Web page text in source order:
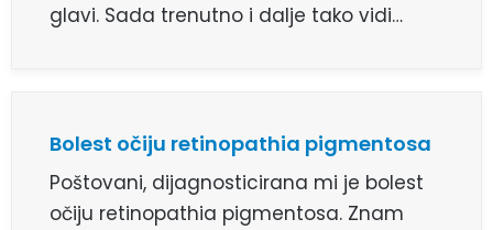
glavi. Sada trenutno i dalje tako vidi…
Bolest očiju retinopathia pigmentosa
Poštovani, dijagnosticirana mi je bolest
očiju retinopathia pigmentosa. Znam